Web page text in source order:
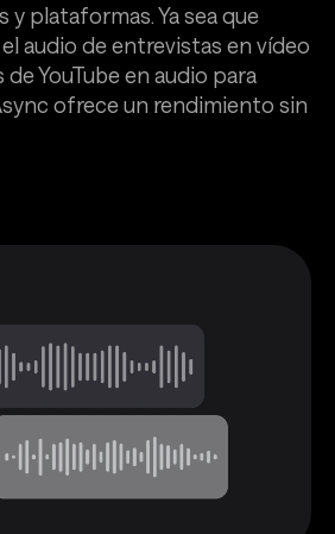
plataformas. Ya sea que
audio de entrevistas en vídeo
YouTube en audio para
ofrece un rendimiento sin